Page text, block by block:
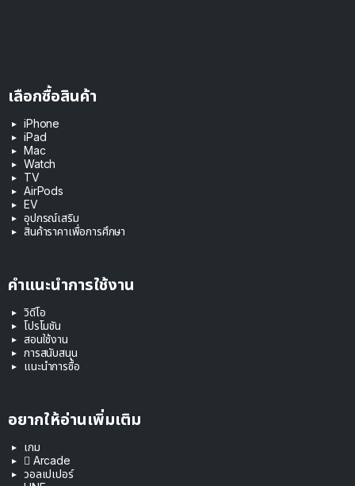
เลือกซื้อสินค้า
iPhone
iPad
Mac
Watch
TV
AirPods
EV
อุปกรณ์เสริม
สินค้าราคาเพื่อการศึกษา
คำแนะนำการใช้งาน
วิดีโอ
โปรโมชัน
สอนใช้งาน
การสนับสนุน
แนะนำการซื้อ
อยากให้อ่านเพิ่มเติม
เกม
 Arcade
วอลเปเปอร์